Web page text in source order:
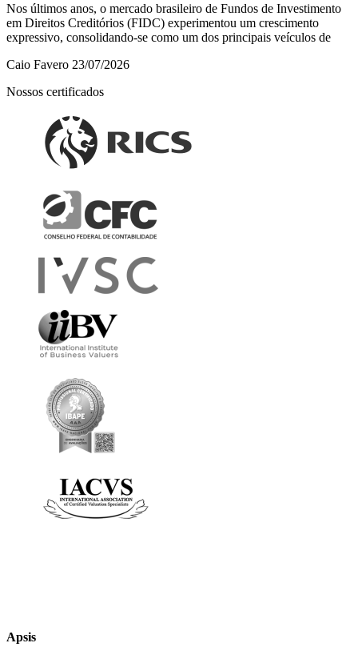
Nos últimos anos, o mercado brasileiro de Fundos de Investimento
em Direitos Creditórios (FIDC) experimentou um crescimento
expressivo, consolidando-se como um dos principais veículos de
Caio Favero 23/07/2026
Nossos certificados
Apsis